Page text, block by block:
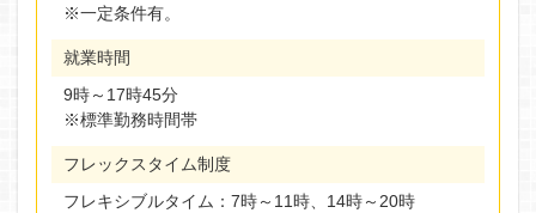
※一定条件有。
就業時間
9時～17時45分
※標準勤務時間帯
フレックスタイム制度
フレキシブルタイム：7時～11時、14時～20時